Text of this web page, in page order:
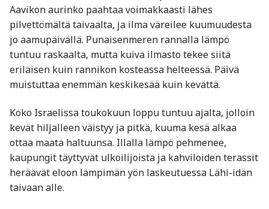
Aavikon aurinko paahtaa voimakkaasti lähes
pilvettömältä taivaalta, ja ilma väreilee kuumuudesta
jo aamupäivällä. Punaisenmeren rannalla lämpö
tuntuu raskaalta, mutta kuiva ilmasto tekee siitä
erilaisen kuin rannikon kosteassa helteessä. Päivä
muistuttaa enemmän keskikesää kuin kevättä.
Koko Israelissa toukokuun loppu tuntuu ajalta, jolloin
kevät hiljalleen väistyy ja pitkä, kuuma kesä alkaa
ottaa maata haltuunsa. Illalla lämpö pehmenee,
kaupungit täyttyvät ulkoilijoista ja kahviloiden terassit
heräävät eloon lämpimän yön laskeutuessa Lähi-idän
taivaan alle.